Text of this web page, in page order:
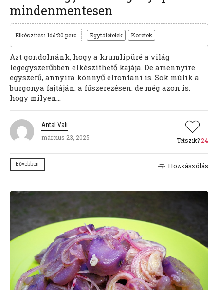
mindenmentesen
Elkészítési Idő:20 perc Egytálételek Köretek
Azt gondolnánk, hogy a krumlipüré a világ
legegyszerűbben elkészíthető kajája. De amennyire
egyszerű, annyira könnyű elrontani is. Sok múlik a
burgonya fajtáján, a fűszerezésen, de még azon is,
hogy milyen...
Antal Vali
március 23, 2025
Tetszik? 24
Bővebben Hozzászólás